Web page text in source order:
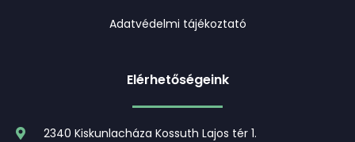
Adatvédelmi tájékoztató
Elérhetőségeink
2340 Kiskunlacháza Kossuth Lajos tér 1.